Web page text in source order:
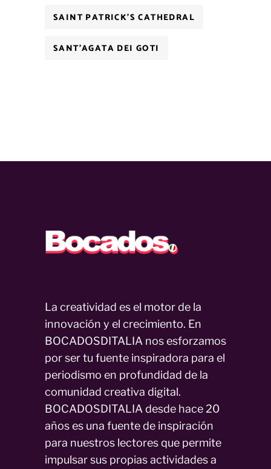
SAINT PATRICK'S CATHEDRAL
SANT'AGATA DEI GOTI
La creatividad es el motor de la
innovación y el crecimiento. En
BOCADOSDITALIA nos esforzamos
por ser tu fuente inspiradora para el
periodismo en profundidad de la
comunidad creativa digital.
BOCADOSDITALIA desde hace 20
años es una fuente de inspiración
para nuestros lectores que permite
impulsar sus propias actividades a